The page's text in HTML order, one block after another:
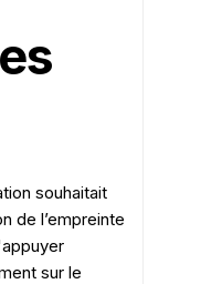
souhaitait
de l’empreinte
sur le